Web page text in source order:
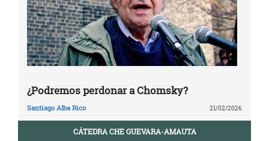
¿Podremos perdonar a Chomsky?
Santiago Alba Rico 21/02/2026
CÁTEDRA CHE GUEVARA-AMAUTA